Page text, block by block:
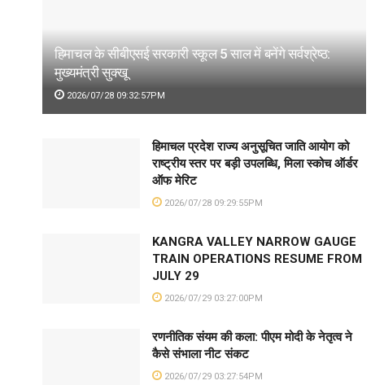
हिमाचल के सीबीएसई सरकारी स्कूल 5 साल में बनेंगे सर्वश्रेष्ठ:
मुख्यमंत्री सुक्खू
2026/07/28 09:32:57PM
हिमाचल प्रदेश राज्य अनुसूचित जाति आयोग को
राष्ट्रीय स्तर पर बड़ी उपलब्धि, मिला स्कोच ऑर्डर
ऑफ मेरिट
2026/07/28 09:29:55PM
KANGRA VALLEY NARROW GAUGE
TRAIN OPERATIONS RESUME FROM
JULY 29
2026/07/29 03:27:00PM
रणनीतिक संयम की कला: पीएम मोदी के नेतृत्व ने
कैसे संभाला नीट संकट
2026/07/29 03:27:54PM